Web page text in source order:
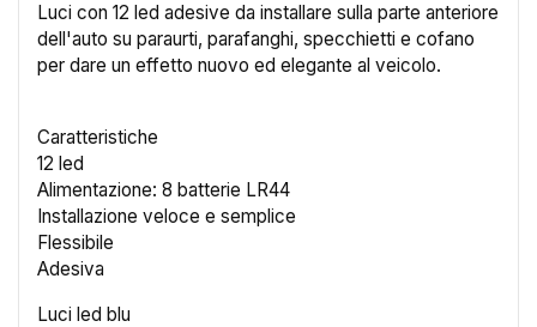
Luci con 12 led adesive da installare sulla parte anteriore
dell'auto su paraurti, parafanghi, specchietti e cofano
per dare un effetto nuovo ed elegante al veicolo.
Caratteristiche
12 led
Alimentazione: 8 batterie LR44
Installazione veloce e semplice
Flessibile
Adesiva
Luci led blu
Crea lista dei desideri